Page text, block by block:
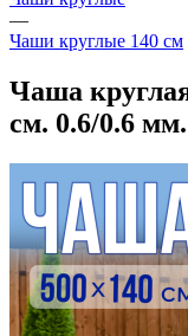
—
Чаши круглые 140 см
Чаша
см. 0.6/0.6